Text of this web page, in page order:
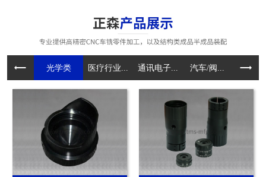
光学类 医疗行业... 通讯电子... 汽车/阀... 电动工